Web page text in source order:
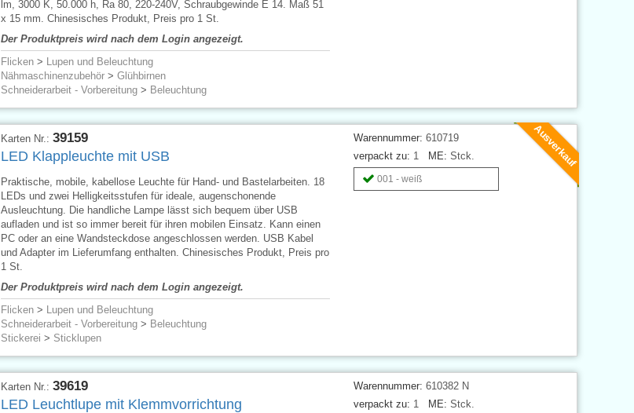
lm, 3000 K, 50.000 h, Ra 80, 220-240V, Schraubgewinde E 14. Maß 51
x 15 mm. Chinesisches Produkt, Preis pro 1 St.
Der Produktpreis wird nach dem Login angezeigt.
Flicken> Lupen und Beleuchtung
Nähmaschinenzubehör> Glühbirnen
Schneiderarbeit - Vorbereitung> Beleuchtung
Ausverkauf
Warennummer: 610719
verpackt zu: 1 ME: Stck.
001 - weiß
Karten Nr.: 39159
LED Klappleuchte mit USB
Praktische, mobile, kabellose Leuchte für Hand- und Bastelarbeiten. 18
LEDs und zwei Helligkeitsstufen für ideale, augenschonende
Ausleuchtung. Die handliche Lampe lässt sich bequem über USB
aufladen und ist so immer bereit für ihren mobilen Einsatz. Kann einen
PC oder an eine Wandsteckdose angeschlossen werden. USB Kabel
und Adapter im Lieferumfang enthalten. Chinesisches Produkt, Preis pro
1 St.
Der Produktpreis wird nach dem Login angezeigt.
Flicken> Lupen und Beleuchtung
Schneiderarbeit - Vorbereitung> Beleuchtung
Stickerei > Sticklupen
Warennummer: 610382 N
verpackt zu: 1 ME: Stck.
Karten Nr.: 39619
LED Leuchtlupe mit Klemmvorrichtung